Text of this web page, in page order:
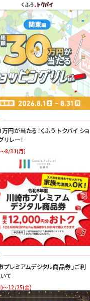
円が当たる！くふう トクバイ ショ
リレー！
8/31(月)
プレミアムデジタル商品券」ご利
て
～12/25(金)